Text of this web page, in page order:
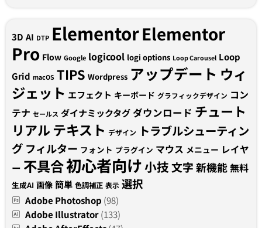
3D AI DTP ElementorElementor
Pro Flow Google logicool logi options Loop Carousel Loop
Grid macOS TIPS Wordpress アップデート ウィ
ジェット エフェクト キーボード グラフィックデザイン コン
テナ セールス ダイナミックタグダウンロード チュート
リアルテキスト デザイン トラブルシューティン
グ フィルター フォント プラグイン マウス メニュー レイヤ
ー 不具合初心者向け小技文字新機能無料
生成AI 画像 簡単 色調補正 表示 選択
Adobe Photoshop (98)
Adobe Illustrator(133)